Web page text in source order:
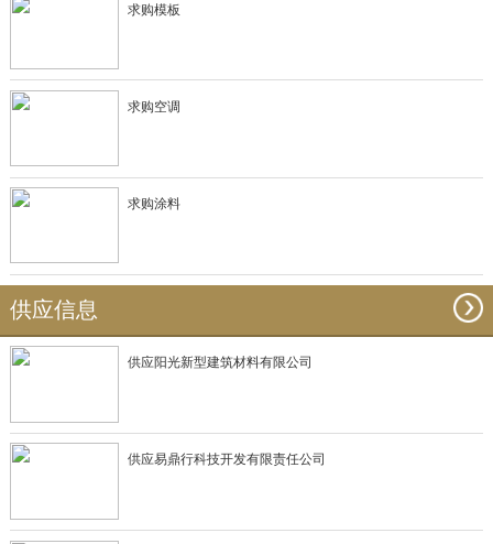
求购模板
求购空调
求购涂料
供应信息
供应阳光新型建筑材料有限公司
供应易鼎行科技开发有限责任公司